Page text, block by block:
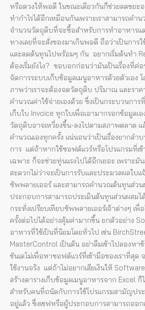
หรือตวงให้พอดี ในขณะเดียวกันก็ช่วยลดขยะ
ทำกำไรได้อีกเหมือนกันเพราะเราสามารถค
จำนวนวัตถุดิบที่จะซื้อสำหรับการทำอาหารแ
ทางเลยที่จะสั่งของมาเกินพอดี ถือว่าเป็นการ
และลดต้นทุนไปพร้อมๆ กัน อยากเริ่มต้นทำ
ต้องเริ่มยังไง? ขอบอกก่อนว่ามันเป็นเรื่องที่ค่
จัดการระบบเก็บข้อมูลเมนูอาหารด้วยตัวเอง
ภาพว่าเราจะต้องจดวัตถุดิบ ปริมาณ และรา
คำนวณค่าใช้จ่ายเองด้วย ซึ่งเป็นกระบวนการ
เก็บใบ Invoice ทุกใบเพื่อเอามากรอกข้อมูลเ
วัตถุดิบอาจเหวี่ยงขึ้น-ลงไปตามสภาพตลาด
คำนวณเองทุกครั้ง แน่นอนว่าเป็นเรื่องยากล
การ แต่ถ้าหากใช้ซอฟต์แวร์หรือโปรแกรมที่เข้
เฉพาะ ก็จะช่วยทุ่นแรงไปได้อีกเยอะ เพราะมั
สะดวกไม่ว่าจะเป็นการรับและประมวลผลใบ
ซัพพลายเออร์ และสามารถคำนวณต้นทุนส่ว
ประกอบการสามารถประเมินต้นทุนส่วนผสมไ
กระทั่งเปรียบเทียบซัพพลายเออร์เจ้าต่างๆ เ
ครั้งต่อไปได้อย่างคุ้มค่ามากขึ้น ยกตัวอย่าง
อาหารที่ใช้เป็นที่นิยมโดยทั่วไป เช่น
MasterControl เป็นต้น อย่าลืมเข้าไปลองหา
ชันเดโม่เพื่อหาซอฟต์แวร์ที่เข้ามือของเราที่สุด
ใช้งานจริง แต่ถ้าไม่อยากเสียเงินให้ Software
สร้างตารางเก็บข้อมูลเมนูอาหารจาก Excel ก็
สำหรับคนที่ถนัดกับการใช้โปรแกรมสามัญปร
อยู่แล้ว ซึ่งเชฟหรือผู้ประกอบการสามารถออ